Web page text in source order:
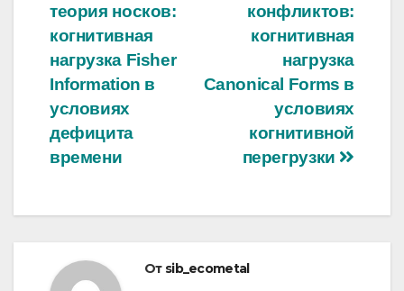
записям
конфликтов:
когнитивная
нагрузка
Canonical Forms в
условиях
когнитивной
перегрузки
теория носков:
когнитивная
нагрузка Fisher
Information в
условиях
дефицита
времени
От sib_ecometal